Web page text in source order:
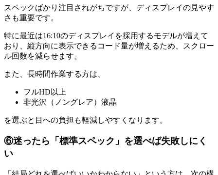
スペックばかり注目されがちですが、ディスプレイの見やす
さも重要です。
特に最近は16:10のディスプレイを採用するモデルが増えて
おり、縦方向に表示できるコード量が増えるため、スクロー
ル回数を減らせます。
また、長時間作業する方は、
フルHD以上
非光沢（ノングレア）液晶
を選ぶと目への負担も軽減しやすくなります。
⑥迷ったら「標準スペック」を選べば失敗しにく
い